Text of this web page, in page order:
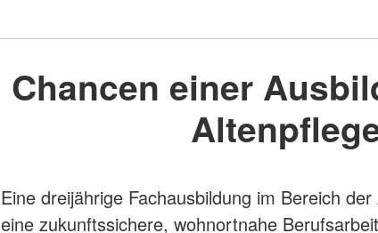
Chancen einer
Eine dreijährige Fachausbildung im Bereich
eine zukunftssichere, wohnortnahe